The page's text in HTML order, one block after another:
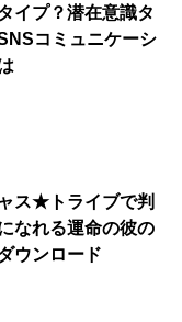
イプ？潜在意識タ
コミュニケーシ
ス★トライブで判
なれる運命の彼の
ウンロード